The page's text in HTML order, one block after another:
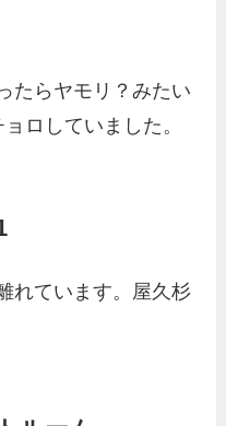
たらヤモリ？みたい
ロしていました。
れています。屋久杉